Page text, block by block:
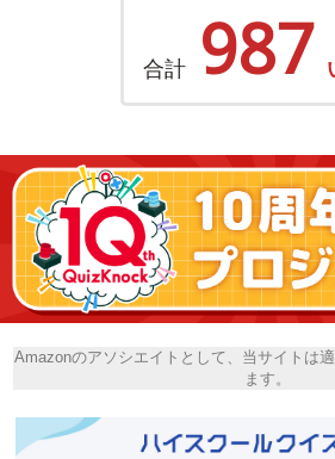
合計 987
Amazonのアソシエイトとして、当サイトは
ます。